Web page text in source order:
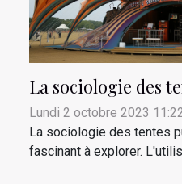
La sociologie des
Lundi 2 octobre 2023 11:22
La sociologie des tentes
fascinant à explorer.